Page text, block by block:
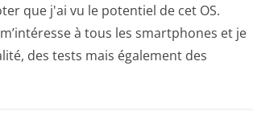
que j'ai vu le potentiel de cet OS.
à tous les smartphones et je
des tests mais également des